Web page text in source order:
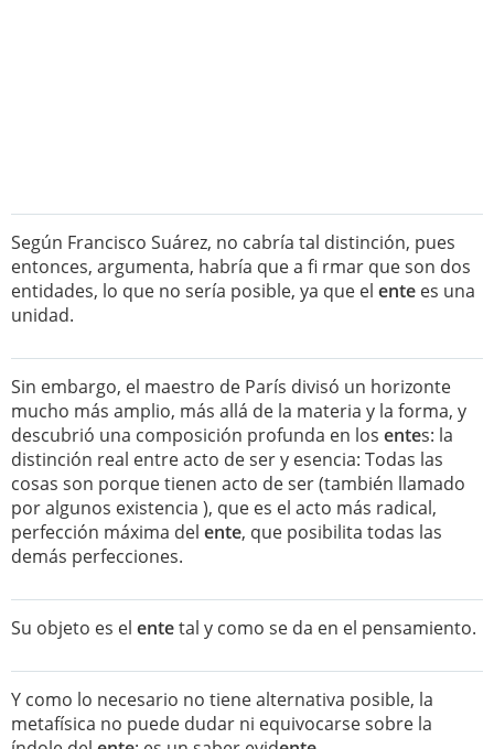
Según Francisco Suárez, no cabría tal distinción, pues
entonces, argumenta, habría que a fi rmar que son dos
entidades, lo que no sería posible, ya que el ente es una
unidad.
Sin embargo, el maestro de París divisó un horizonte
mucho más amplio, más allá de la materia y la forma, y
descubrió una composición profunda en los entes: la
distinción real entre acto de ser y esencia: Todas las
cosas son porque tienen acto de ser (también llamado
por algunos existencia ), que es el acto más radical,
perfección máxima del ente, que posibilita todas las
demás perfecciones.
Su objeto es el entetal y como se da en el pensamiento.
Y como lo necesario no tiene alternativa posible, la
metafísica no puede dudar ni equivocarse sobre la